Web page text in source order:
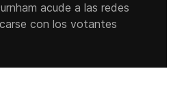
acude a las redes
con los votantes